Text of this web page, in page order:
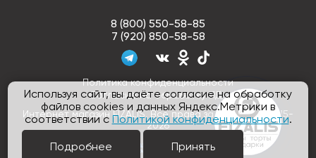
Используя сайт, вы даёте согласие на обработку
файлов cookies и данных Яндекс.Метрики в
соответствии с Политикой конфиденциальности.
Подробнее Принять
8 (800) 550-58-85
7 (920) 850-58-58
Политика конфиденциальности
Согласие на обработку ПДн
Интернет магазин FIZALIS, Все права защищены © 2015-
2026